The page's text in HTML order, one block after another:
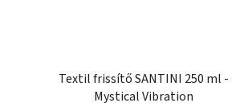
Textil frissítő SANTINI 250 ml -
Mystical Vibration